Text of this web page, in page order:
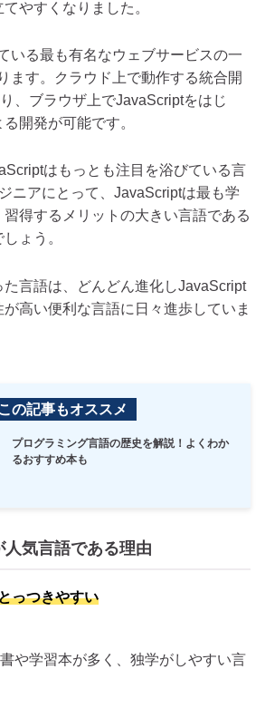
やすくなりました。
いる最も有名なウェブサービスの一
ます。クラウド上で動作する統合開
、ブラウザ上でJavaScriptをはじ
開発が可能です。
はもっとも注目を浴びている言
ニアにとって、JavaScriptは最も学
得するメリットの大きい言語である
ょう。
言語は、どんどん進化しJavaScript
高い便利な言語に日々進歩していま
この記事もオススメ
プログラミング言語の歴史を解説！よくわか
るおすすめ本も
気言語である理由
っつきやすい
や学習本が多く、独学がしやすい言